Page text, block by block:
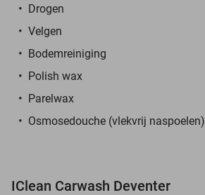
Drogen
Velgen
Bodemreiniging
Polish wax
Parelwax
Osmosedouche (vlekvrij naspoelen)
IClean Carwash Deventer